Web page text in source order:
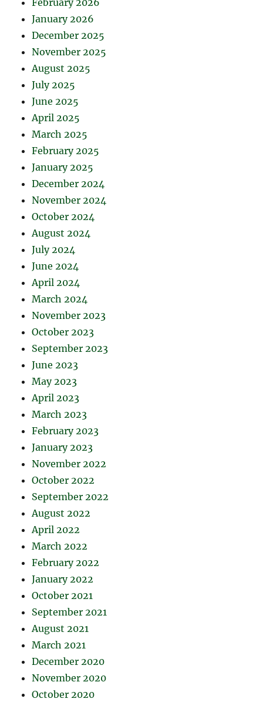
February 2026
January 2026
December 2025
November 2025
August 2025
July 2025
June 2025
April 2025
March 2025
February 2025
January 2025
December 2024
November 2024
October 2024
August 2024
July 2024
June 2024
April 2024
March 2024
November 2023
October 2023
September 2023
June 2023
May 2023
April 2023
March 2023
February 2023
January 2023
November 2022
October 2022
September 2022
August 2022
April 2022
March 2022
February 2022
January 2022
October 2021
September 2021
August 2021
March 2021
December 2020
November 2020
October 2020